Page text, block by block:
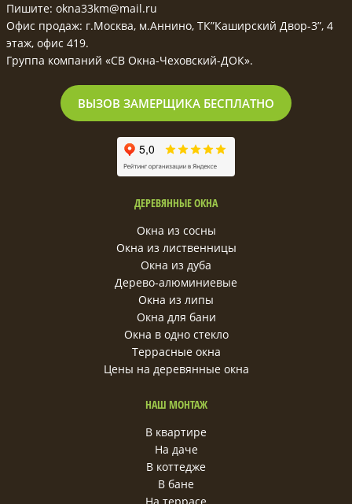
Пишите: okna33km@mail.ru
Офис продаж: г.Москва, м.Аннино, ТК”Каширский Двор-3”, 4
этаж, офис 419.
Группа компаний «СВ Окна-Чеховский-ДОК».
ВЫЗОВ ЗАМЕРЩИКА БЕСПЛАТНО
ДЕРЕВЯННЫЕ ОКНА
Окна из сосны
Окна из лиственницы
Окна из дуба
Дерево-алюминиевые
Окна из липы
Окна для бани
Окна в одно стекло
Террасные окна
Цены на деревянные окна
НАШ МОНТАЖ
В квартире
На даче
В коттедже
В бане